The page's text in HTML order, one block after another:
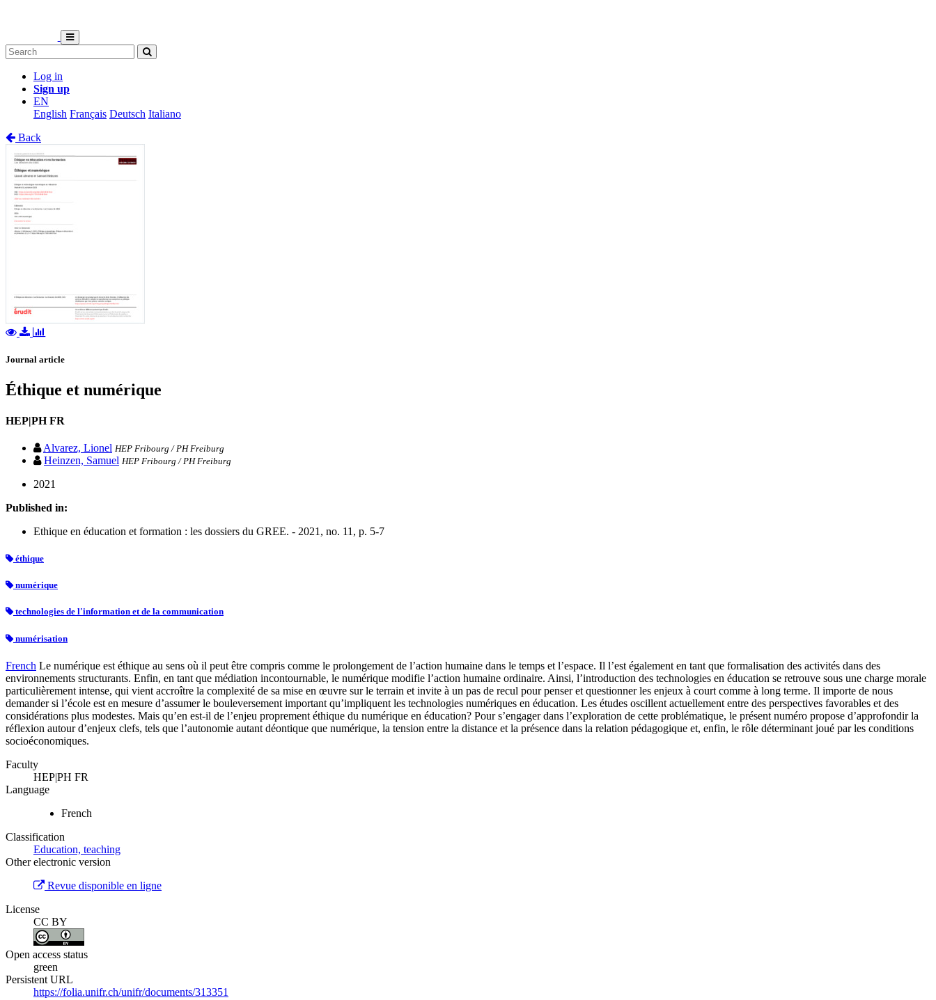
Log in
Sign up
EN
English Français Deutsch Italiano
Back
Journal article
Éthique et numérique
HEP|PH FR
Alvarez, Lionel HEP Fribourg / PH Freiburg
Heinzen, Samuel HEP Fribourg / PH Freiburg
2021
Published in:
Ethique en éducation et formation : les dossiers du GREE. - 2021, no. 11, p. 5-7
éthique
numérique
technologies de l'information et de la communication
numérisation
French Le numérique est éthique au sens où il peut être compris comme le prolongement de l’action humaine dans le temps et l’espace. Il l’est également en tant que formalisation des activités dans des
environnements structurants. Enfin, en tant que médiation incontournable, le numérique modifie l’action humaine ordinaire. Ainsi, l’introduction des technologies en éducation se retrouve sous une charge morale
particulièrement intense, qui vient accroître la complexité de sa mise en œuvre sur le terrain et invite à un pas de recul pour penser et questionner les enjeux à court comme à long terme. Il importe de nous
demander si l’école est en mesure d’assumer le bouleversement important qu’impliquent les technologies numériques en éducation. Les études oscillent actuellement entre des perspectives favorables et des
considérations plus modestes. Mais qu’en est-il de l’enjeu proprement éthique du numérique en éducation? Pour s’engager dans l’exploration de cette problématique, le présent numéro propose d’approfondir la
réflexion autour d’enjeux clefs, tels que l’autonomie autant déontique que numérique, la tension entre la distance et la présence dans la relation pédagogique et, enfin, le rôle déterminant joué par les conditions
socioéconomiques.
Faculty
HEP|PH FR
Language
French
Classification
Education, teaching
Other electronic version
Revue disponible en ligne
License
CC BY
Open access status
green
Persistent URL
https://folia.unifr.ch/unifr/documents/313351